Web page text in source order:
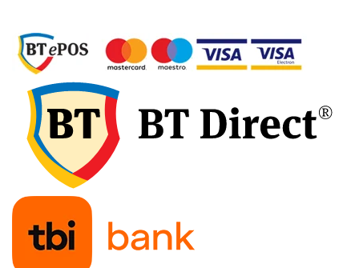
auto
Conectori Cabluri si Izolatie Auto
Instalatii Electrice pentru Remorci
Instalatii Electrice Proiectoare
Invertoare de tensiune
Prize bricheta & USB
Prize, stechere si mufe auto
Conectori instalatii electrice auto,
camion si remorca
Mufe si conectori auto etansi
Prize si conectori alimentare 2/3